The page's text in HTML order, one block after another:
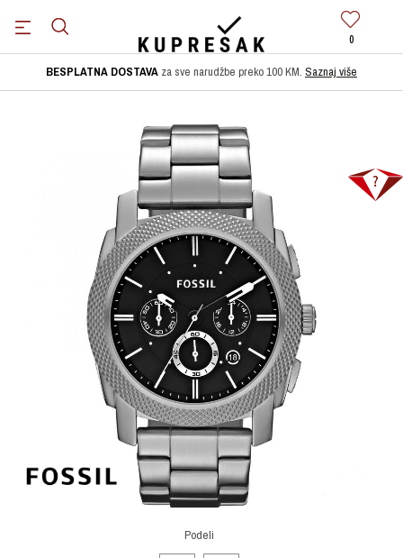
0
BESPLATNA DOSTAVA za sve narudžbe preko 100 KM. Saznaj više
Podeli